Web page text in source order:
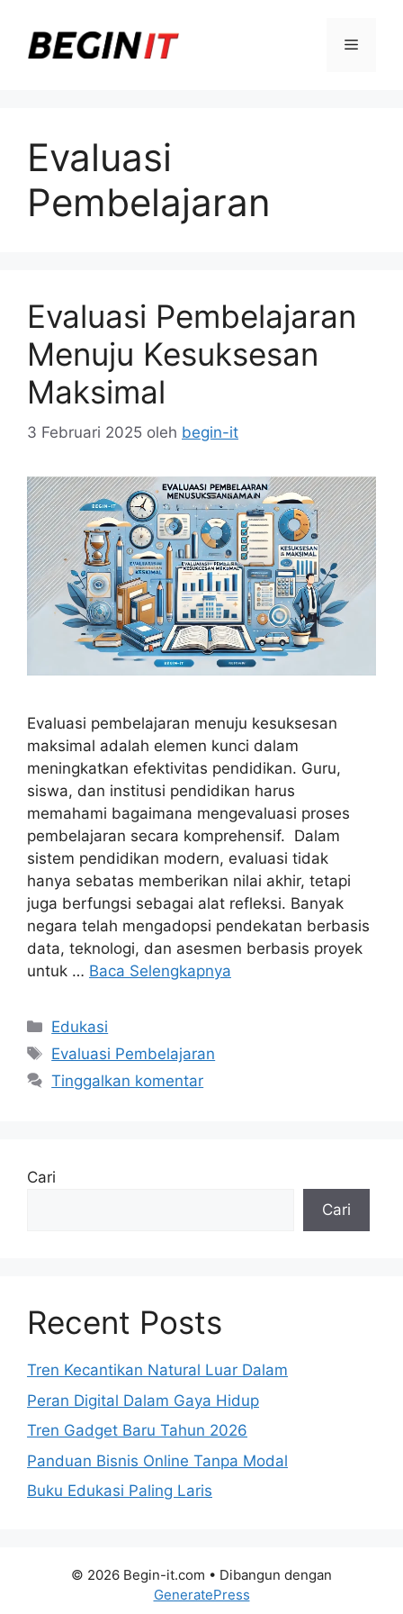
Menu
Evaluasi
Pembelajaran
Evaluasi Pembelajaran
Menuju Kesuksesan
Maksimal
3 Februari 2025 oleh begin-it
Evaluasi pembelajaran menuju kesuksesan
maksimal adalah elemen kunci dalam
meningkatkan efektivitas pendidikan. Guru,
siswa, dan institusi pendidikan harus
memahami bagaimana mengevaluasi proses
pembelajaran secara komprehensif. Dalam
sistem pendidikan modern, evaluasi tidak
hanya sebatas memberikan nilai akhir, tetapi
juga berfungsi sebagai alat refleksi. Banyak
negara telah mengadopsi pendekatan berbasis
data, teknologi, dan asesmen berbasis proyek
untuk … Baca Selengkapnya
Kategori
Edukasi
Tag
Evaluasi Pembelajaran
Tinggalkan komentar
Cari
Cari
Recent Posts
Tren Kecantikan Natural Luar Dalam
Peran Digital Dalam Gaya Hidup
Tren Gadget Baru Tahun 2026
Panduan Bisnis Online Tanpa Modal
Buku Edukasi Paling Laris
© 2026 Begin-it.com • Dibangun dengan
GeneratePress